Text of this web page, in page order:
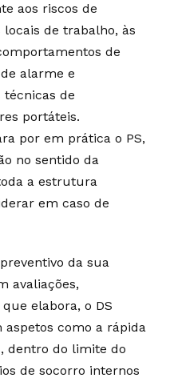
aos riscos de
de trabalho, às
de
alarme e
técnicas de
portáteis.
por em prática o PS,
no sentido da
a estrutura
em caso de
da sua
avaliações,
elabora, o DS
como a rápida
dentro do limite do
de socorro internos